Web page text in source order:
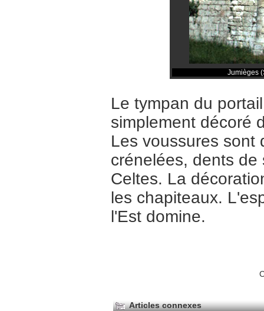
Jumièges
Le tympan du
simplement décoré
Les voussures sont
crénelées, dents
Celtes. La
les chapiteaux.
l'Est domine.
Articles connexes